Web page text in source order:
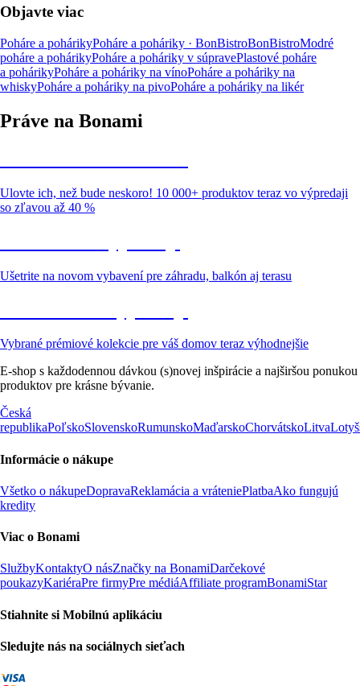
Objavte viac
Poháre a pohárikyPoháre a poháriky · BonBistroBonBistroModré
poháre a pohárikyPoháre a poháriky v súpravePlastové poháre
a pohárikyPoháre a poháriky na vínoPoháre a poháriky na
whiskyPoháre a poháriky na pivoPoháre a poháriky na likér
Práve na Bonami
Ulovte ich, než bude neskoro! 10 000+ produktov teraz vo výpredaji
so zľavou až 40 %
Ušetrite na novom vybavení pre záhradu, balkón aj terasu
Vybrané prémiové kolekcie pre váš domov teraz výhodnejšie
E-shop s každodennou dávkou (s)novej inšpirácie a najširšou ponukou
produktov pre krásne bývanie.
Česká
republikaPoľskoSlovenskoRumunskoMaďarskoChorvátskoLitva
Informácie o nákupe
Všetko o nákupeDopravaReklamácia a vráteniePlatbaAko fungujú
kredity
Viac o Bonami
SlužbyKontaktyO násZnačky na BonamiDarčekové
poukazyKariéraPre firmyPre médiáAffiliate programBonamiStar
Stiahnite si Mobilnú aplikáciu
Sledujte nás na sociálnych sieťach